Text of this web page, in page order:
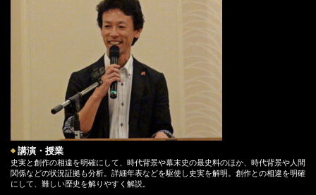
講演・授業
史実と創作の相違を明確にして、時代背景や幕末史の最史料のほか、時代背景や人間
関係などの状況証拠も分析。詳細年表などを駆使し史実を解明。創作との相違を明確
にして、難しい歴史を解りやすく解説。